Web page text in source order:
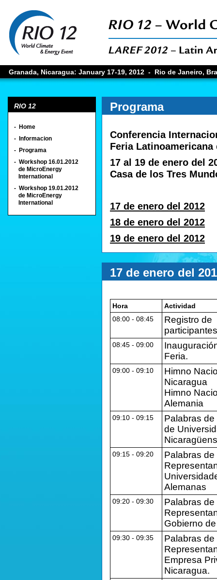
Granada, Nicaragua: January 17-19, 2012 - Rio de Janeiro,
RIO 12
- Home
- Informacion
- Programa
- Workshop 16.01.2012
de MicroEnergy
International
- Workshop 19.01.2012
de MicroEnergy
International
Programa
Conferencia
Feria Latinoamericana
17 al 19 de enero del
Casa de los Tres
17 de enero del 2012
18 de enero del 2012
19 de enero del 2012
17 de enero del
Hora
Actividad
08:00 - 08:45
Registro de
08:45 ‐ 09:00
Feria.
09:00 ‐ 09:10
Himno
Nicaragua
Himno
Alemania
09:10 ‐ 09:15
Palabras
de
09:15 ‐ 09:20
Palabras de
Alemanas
09:20 ‐ 09:30
Palabras de
Gobierno
09:30 ‐ 09:35
Palabras de
Empresa
Nicaragua.